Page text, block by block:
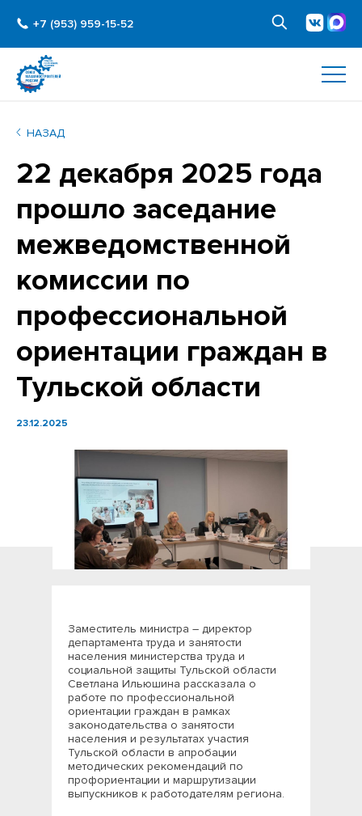
+7 (953) 959-15-52
НАЗАД
22 декабря 2025 года
прошло заседание
межведомственной
комиссии по
профессиональной
ориентации граждан в
Тульской области
23.12.2025
Заместитель министра – директор
департамента труда и занятости
населения министерства труда и
социальной защиты Тульской области
Светлана Ильюшина рассказала о
работе по профессиональной
ориентации граждан в рамках
законодательства о занятости
населения и результатах участия
Тульской области в апробации
методических рекомендаций по
профориентации и маршрутизации
выпускников к работодателям региона.